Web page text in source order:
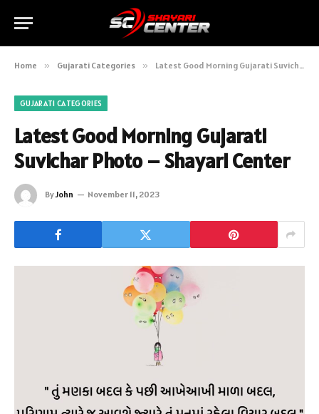
Home » Gujarati Categories » Latest Good Morning Gujarati Suvichar Photo – Shayari Center
GUJARATI CATEGORIES
Latest Good Morning Gujarati
Suvichar Photo – Shayari Center
ByJohn November 11, 2023